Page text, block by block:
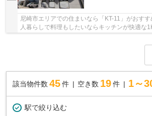
尼崎市エリアでの住まいなら「KT-11」がおす
人暮らしで料理もしたいならキッチンが快適な
該当物件数 45件 空き数 19 件 1～
駅で絞り込む